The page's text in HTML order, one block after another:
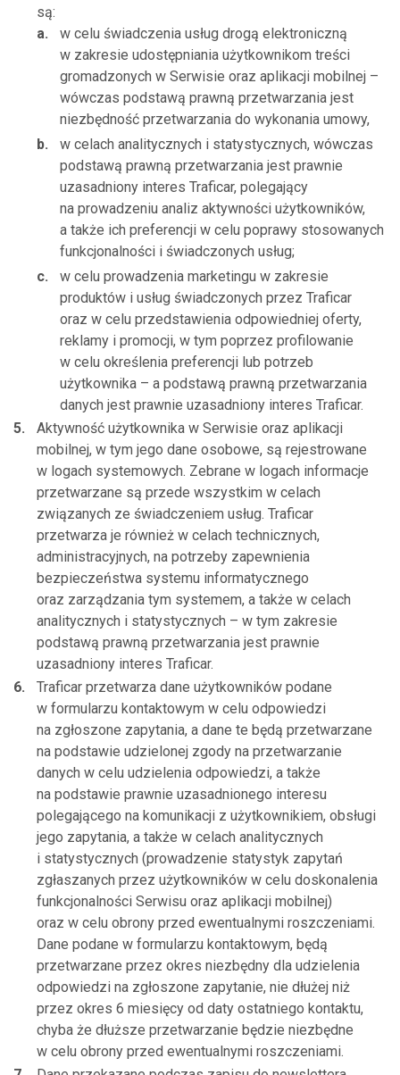
są:
w celu świadczenia usług drogą elektroniczną
w zakresie udostępniania użytkownikom treści
gromadzonych w Serwisie oraz aplikacji mobilnej –
wówczas podstawą prawną przetwarzania jest
niezbędność przetwarzania do wykonania umowy,
w celach analitycznych i statystycznych, wówczas
podstawą prawną przetwarzania jest prawnie
uzasadniony interes Traficar, polegający
na prowadzeniu analiz aktywności użytkowników,
a także ich preferencji w celu poprawy stosowanych
funkcjonalności i świadczonych usług;
w celu prowadzenia marketingu w zakresie
produktów i usług świadczonych przez Traficar
oraz w celu przedstawienia odpowiedniej oferty,
reklamy i promocji, w tym poprzez profilowanie
w celu określenia preferencji lub potrzeb
użytkownika – a podstawą prawną przetwarzania
danych jest prawnie uzasadniony interes Traficar.
Aktywność użytkownika w Serwisie oraz aplikacji
mobilnej, w tym jego dane osobowe, są rejestrowane
w logach systemowych. Zebrane w logach informacje
przetwarzane są przede wszystkim w celach
związanych ze świadczeniem usług. Traficar
przetwarza je również w celach technicznych,
administracyjnych, na potrzeby zapewnienia
bezpieczeństwa systemu informatycznego
oraz zarządzania tym systemem, a także w celach
analitycznych i statystycznych – w tym zakresie
podstawą prawną przetwarzania jest prawnie
uzasadniony interes Traficar.
Traficar przetwarza dane użytkowników podane
w formularzu kontaktowym w celu odpowiedzi
na zgłoszone zapytania, a dane te będą przetwarzane
na podstawie udzielonej zgody na przetwarzanie
danych w celu udzielenia odpowiedzi, a także
na podstawie prawnie uzasadnionego interesu
polegającego na komunikacji z użytkownikiem, obsługi
jego zapytania, a także w celach analitycznych
i statystycznych (prowadzenie statystyk zapytań
zgłaszanych przez użytkowników w celu doskonalenia
funkcjonalności Serwisu oraz aplikacji mobilnej)
oraz w celu obrony przed ewentualnymi roszczeniami.
Dane podane w formularzu kontaktowym, będą
przetwarzane przez okres niezbędny dla udzielenia
odpowiedzi na zgłoszone zapytanie, nie dłużej niż
przez okres 6 miesięcy od daty ostatniego kontaktu,
chyba że dłuższe przetwarzanie będzie niezbędne
w celu obrony przed ewentualnymi roszczeniami.